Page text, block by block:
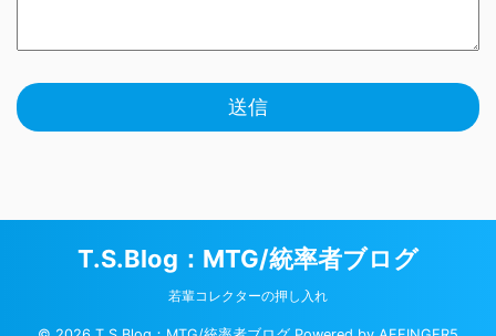
T.S.Blog：MTG/統率者ブログ
若輩コレクターの押し入れ